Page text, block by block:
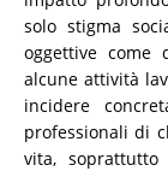
solo stigma
oggettive
alcune attività
incidere
professionali di
vita,